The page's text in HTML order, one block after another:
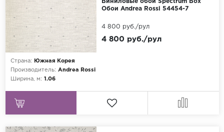
Виниловые обои Spectrum Box
Обои Andrea Rossi 54454-7
Страна:
Южная Корея
Производитель: Andrea Rossi
Ширина, м: 1.06
4 800 руб./рул
4 800 руб./рул